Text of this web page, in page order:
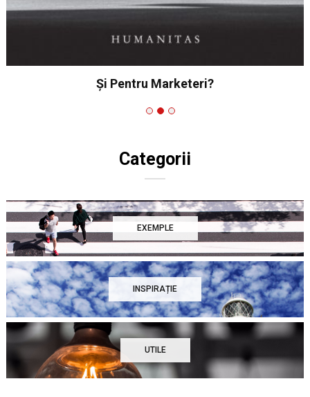
Și Pentru Marketeri?
Categorii
EXEMPLE
INSPIRAȚIE
UTILE